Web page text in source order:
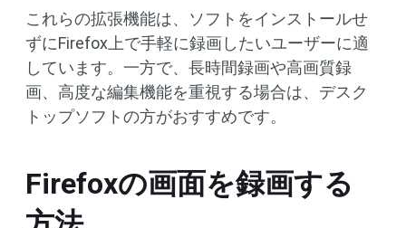
これらの拡張機能は、ソフトをインストールせ
ずにFirefox上で手軽に録画したいユーザーに適
しています。一方で、長時間録画や高画質録
画、高度な編集機能を重視する場合は、デスク
トップソフトの方がおすすめです。
Firefoxの画面を録画する